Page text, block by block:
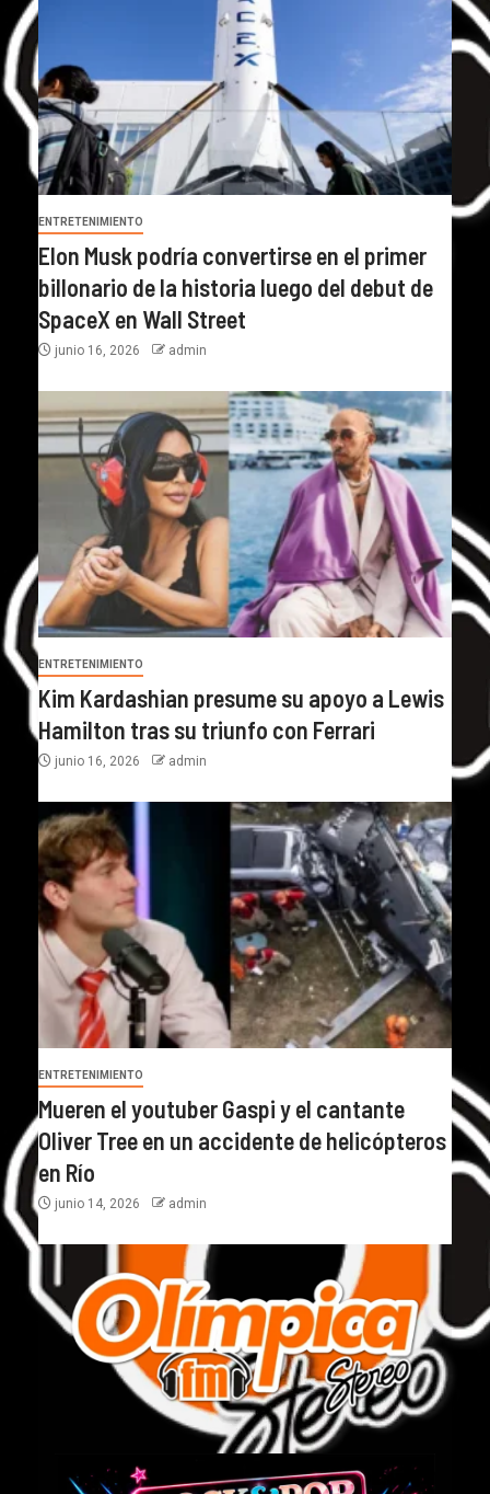
ENTRETENIMIENTO
Elon Musk podría convertirse en el primer
billonario de la historia luego del debut de
SpaceX en Wall Street
junio 16, 2026 admin
ENTRETENIMIENTO
Kim Kardashian presume su apoyo a Lewis
Hamilton tras su triunfo con Ferrari
junio 16, 2026 admin
ENTRETENIMIENTO
Mueren el youtuber Gaspi y el cantante
Oliver Tree en un accidente de helicópteros
en Río
junio 14, 2026 admin